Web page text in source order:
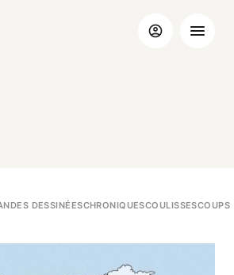
DESSINÉESCHRONIQUESCOULISSESCOUPS